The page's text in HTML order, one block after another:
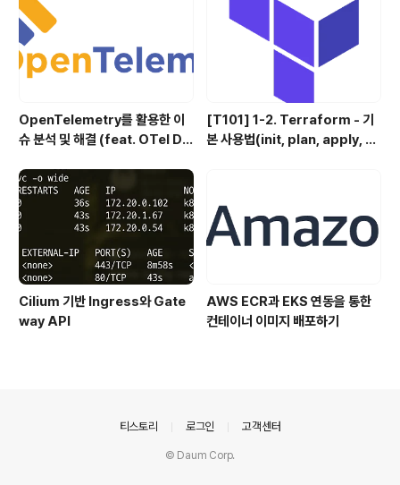
OpenTelemetry를 활용한 이
슈 분석 및 해결 (feat. OTel De
[T101] 1-2. Terraform - 기
본 사용법(init, plan, apply, d
Cilium 기반 Ingress와 Gate
way API
AWS ECR과 EKS 연동을 통한
컨테이너 이미지 배포하기
티스토리 로그인 고객센터
© Daum Corp.